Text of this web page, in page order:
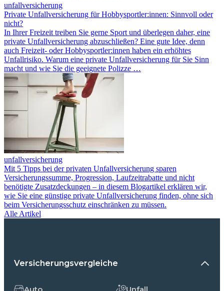
unfallversicherung
Private Unfallversicherung für Hobbysportler:innen: Sinnvoll oder
nicht?
In Ihrer Freizeit treiben Sie gerne Sport und überlegen daher, eine
private Unfallversicherung abzuschließen? Eine gute Idee, denn
auch Freizeit- oder Hobbysportler:innen haben ein erhöhtes
Unfallrisiko. Warum eine private Unfallversicherung für Sie Sinn
macht und wie Sie die geeignete Polizze …
unfallversicherung
Mit 5 Tipps bei der privaten Unfallversicherung sparen
Versicherungssumme, Progression, Laufzeitrabatte und nicht
benötigte Zusatzdeckungen – in diesem Blogartikel erklären wir,
wie Sie eine günstige private Unfallversicherung finden, ohne sich
beim Versicherungsschutz einschränken zu müssen.
Alle Artikel
Versicherungsvergleiche